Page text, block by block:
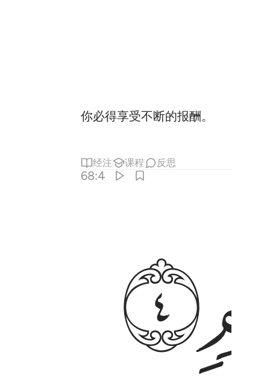
你必得享受不断的报酬。
经注 课程 反思
68:4
ﲏ